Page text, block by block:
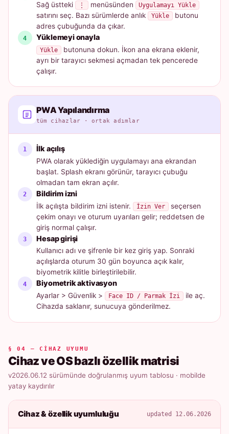
Sağ üstteki ⋮ menüsünden Uygulamayı Yükle
satırını seç. Bazı sürümlerde anlık Yükle
butonu
adres çubuğunda da çıkar.
Yüklemeyi onayla
Yükle
butonuna dokun. İkon ana ekrana eklenir,
ayrı bir tarayıcı sekmesi açmadan tek pencerede
çalışır.
PWA Yapılandırma
tüm cihazlar · ortak adımlar
İlk açılış
PWA olarak yüklediğin uygulamayı ana ekrandan
başlat. Splash ekranı görünür, tarayıcı çubuğu
olmadan tam ekran açılır.
Bildirim izni
İlk açılışta bildirim izni istenir. İzin Ver
seçersen
çekim onayı ve oturum uyarıları gelir; reddetsen de
giriş normal çalışır.
Hesap girişi
Kullanıcı adı ve şifrenle bir kez giriş yap. Sonraki
açılışlarda oturum 30 gün boyunca açık kalır,
biyometrik kilitle birleştirilebilir.
Biyometrik aktivasyon
Ayarlar > Güvenlik > Face ID / Parmak İzi
ile aç.
Cihazda saklanır, sunucuya gönderilmez.
§ 04 — CIHAZ UYUMU
Cihaz ve OS bazlı özellik matrisi
v2026.06.12 sürümünde doğrulanmış uyum tablosu · mobilde
yatay kaydırılır
Cihaz & özellik uyumluluğu updated 12.06.2026